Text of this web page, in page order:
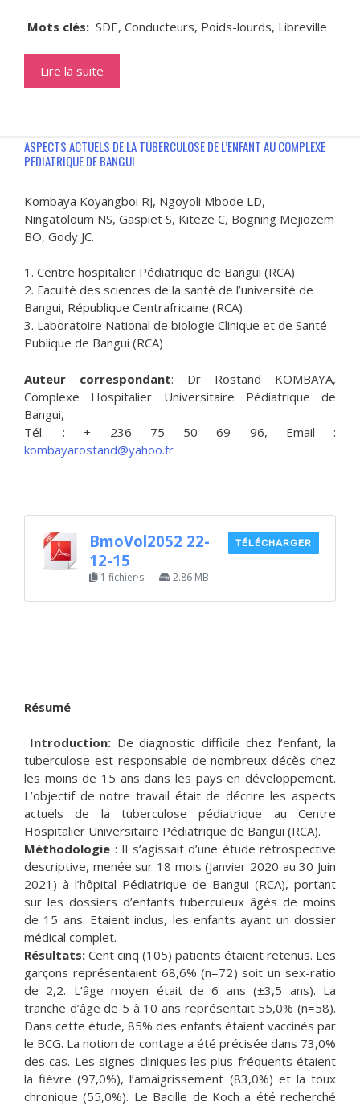
Mots clés: SDE, Conducteurs, Poids-lourds, Libreville
Lire la suite
ASPECTS ACTUELS DE LA TUBERCULOSE DE L’ENFANT AU COMPLEXE
PEDIATRIQUE DE BANGUI
Kombaya Koyangboi RJ, Ngoyoli Mbode LD,
Ningatoloum NS, Gaspiet S, Kiteze C, Bogning Mejiozem
BO, Gody JC.
1. Centre hospitalier Pédiatrique de Bangui (RCA)
2. Faculté des sciences de la santé de l’université de
Bangui, République Centrafricaine (RCA)
3. Laboratoire National de biologie Clinique et de Santé
Publique de Bangui (RCA)
Auteur correspondant: Dr Rostand KOMBAYA,
Complexe Hospitalier Universitaire Pédiatrique de
Bangui,
Tél. : + 236 75 50 69 96, Email :
kombayarostand@yahoo.fr
BmoVol2052 22-
12-15
1 fichier·s 2.86 MB
TÉLÉCHARGER
Résumé
Introduction: De diagnostic difficile chez l’enfant, la
tuberculose est responsable de nombreux décès chez
les moins de 15 ans dans les pays en développement.
L’objectif de notre travail était de décrire les aspects
actuels de la tuberculose pédiatrique au Centre
Hospitalier Universitaire Pédiatrique de Bangui (RCA).
Méthodologie : Il s’agissait d’une étude rétrospective
descriptive, menée sur 18 mois (Janvier 2020 au 30 Juin
2021) à l’hôpital Pédiatrique de Bangui (RCA), portant
sur les dossiers d’enfants tuberculeux âgés de moins
de 15 ans. Etaient inclus, les enfants ayant un dossier
médical complet.
Résultats: Cent cinq (105) patients étaient retenus. Les
garçons représentaient 68,6% (n=72) soit un sex-ratio
de 2,2. L’âge moyen était de 6 ans (±3,5 ans). La
tranche d’âge de 5 à 10 ans représentait 55,0% (n=58).
Dans cette étude, 85% des enfants étaient vaccinés par
le BCG. La notion de contage a été précisée dans 73,0%
des cas. Les signes cliniques les plus fréquents étaient
la fièvre (97,0%), l’amaigrissement (83,0%) et la toux
chronique (55,0%). Le Bacille de Koch a été recherché